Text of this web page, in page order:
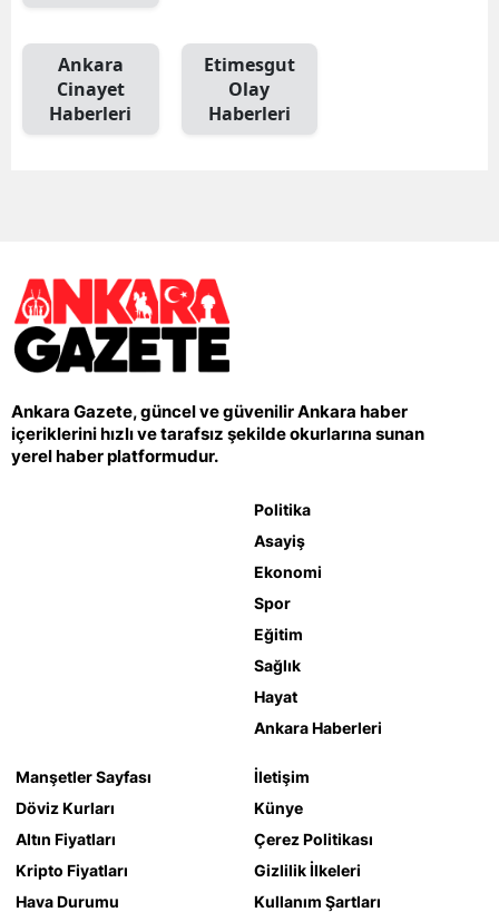
Ankara
Cinayet
Haberleri
Etimesgut
Olay
Haberleri
Ankara Gazete, güncel ve güvenilir Ankara haber
içeriklerini hızlı ve tarafsız şekilde okurlarına sunan
yerel haber platformudur.
Politika
Asayiş
Ekonomi
Spor
Eğitim
Sağlık
Hayat
Ankara Haberleri
Manşetler Sayfası
Döviz Kurları
Altın Fiyatları
Kripto Fiyatları
Hava Durumu
İletişim
Künye
Çerez Politikası
Gizlilik İlkeleri
Kullanım Şartları